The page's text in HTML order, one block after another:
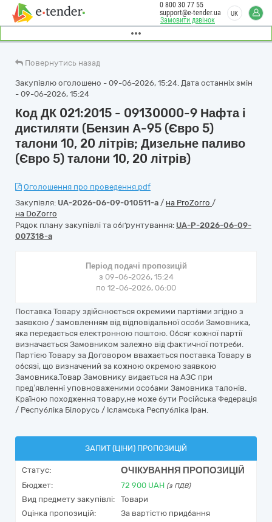
Замовити дзвінок
0 800 30 77 55
support@e-tender.ua
UK
Повернутись назад
Закупівлю оголошено - 09-06-2026, 15:24. Дата останніх змін
- 09-06-2026, 15:24
Код ДК 021:2015 - 09130000-9 Нафта і
дистиляти (Бензин А-95 (Євро 5)
талони 10, 20 літрів; Дизельне паливо
(Євро 5) талони 10, 20 літрів)
Оголошення про проведення.pdf
Закупівля: UA-2026-06-09-010511-a / на ProZorro /
на DoZorro
Рядок плану закупівлі та обґрунтування: UA-P-2026-06-09-
007318-a
Період подачі пропозицій
з 09-06-2026, 15:24
по 12-06-2026, 06:00
Поставка Товару здійснюється окремими партіями згідно з
заявкою / замовленням від відповідальної особи Замовника,
яка передається електронною поштою. Обсяг кожної партії
визначається Замовником залежно від фактичної потреби.
Партією Товару за Договором вважається поставка Товару в
обсязі, що визначений за кожною окремою заявкою
Замовника.Товар Замовнику видається на АЗС при
пред’явленні уповноваженими особами Замовника талонів.
Країною походження товару,не може бути Російська Федерація
/ Республіка Білорусь / Ісламська Республіка Іран.
ЗАПИТ (ЦІНИ) ПРОПОЗИЦІЙ
Статус: ОЧІКУВАННЯ ПРОПОЗИЦІЙ
Бюджет: 72 900 UAH (з ПДВ)
Вид предмету закупівлі:
Товари
Оцінка пропозицій:
За вартістю придбання